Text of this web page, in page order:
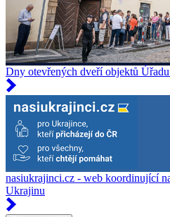
Dny otevřených dveří objektů
nasiukrajinci.cz - web koordinující
Ukrajinu